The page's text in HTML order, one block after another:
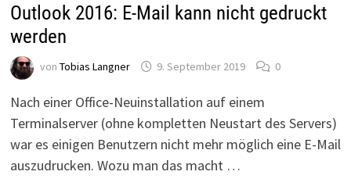
Outlook 2016: E-Mail kann nicht gedruckt
werden
von Tobias Langner 9. September 2019 0
Nach einer Office-Neuinstallation auf einem
Terminalserver (ohne kompletten Neustart des Servers)
war es einigen Benutzern nicht mehr möglich eine E-Mail
auszudrucken. Wozu man das macht …